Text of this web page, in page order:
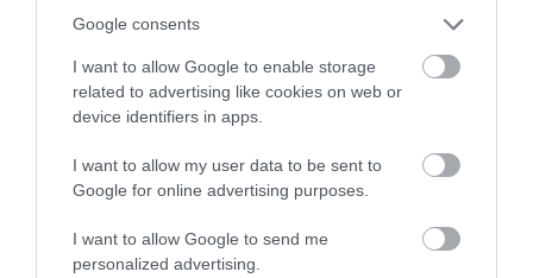
Google consents
I want to allow Google to enable storage
related to advertising like cookies on web or
device identifiers in apps.
I want to allow my user data to be sent to
Google for online advertising purposes.
I want to allow Google to send me
personalized advertising.